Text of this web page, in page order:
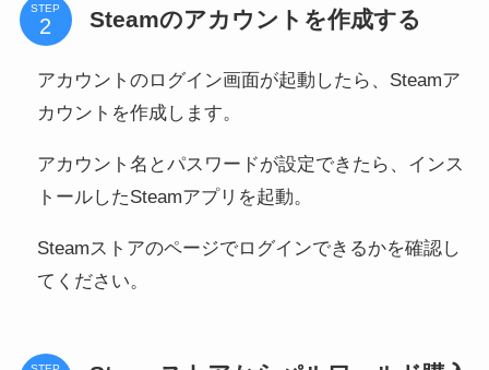
STEP Steamのアカウントを作成する
アカウントのログイン画面が起動したら、Steamア
カウントを作成します。
アカウント名とパスワードが設定できたら、インス
トールしたSteamアプリを起動。
Steamストアのページでログインできるかを確認し
てください。